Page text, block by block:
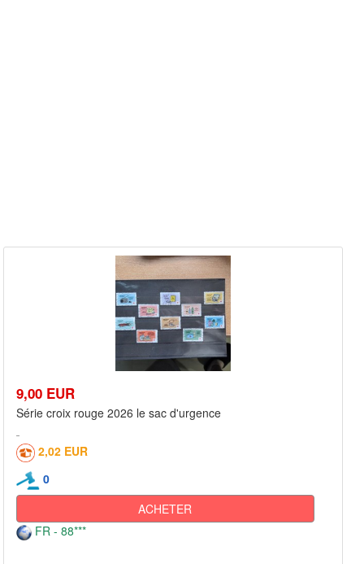
9,00 EUR
Série croix rouge 2026 le sac d'urgence
2,02 EUR
0
ACHETER
FR - 88***